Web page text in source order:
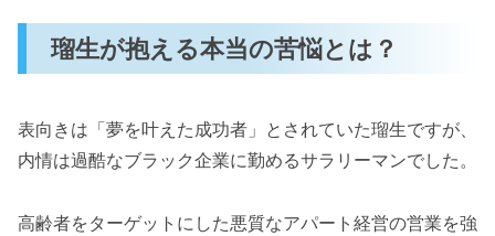
瑠生が抱える本当の苦悩とは？
表向きは「夢を叶えた成功者」とされていた瑠生ですが、
内情は過酷なブラック企業に勤めるサラリーマンでした。
高齢者をターゲットにした悪質なアパート経営の営業を強